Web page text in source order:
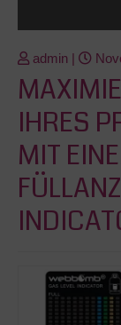
admin |
IHRES
MIT